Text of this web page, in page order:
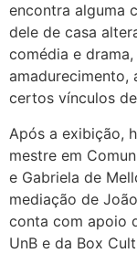
encontra alguma
dele de casa
comédia e
amadurecimento,
certos vínculos
Após a exibição,
mestre em
e Gabriela de
mediação de
conta com apoio
UnB e da Box